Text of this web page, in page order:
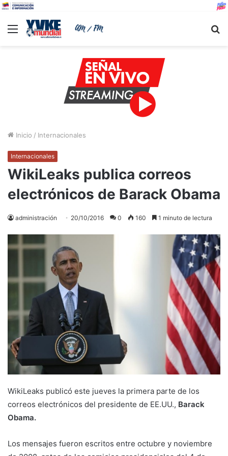
Menu
Inicio / Internacionales
Internacionales
WikiLeaks publica correos
electrónicos de Barack Obama
administración 20/10/2016 0 160 1 minuto de lectura
WikiLeaks publicó este jueves la primera parte de los
correos electrónicos del presidente de EE.UU., Barack
Obama.
Los mensajes fueron escritos entre octubre y noviembre